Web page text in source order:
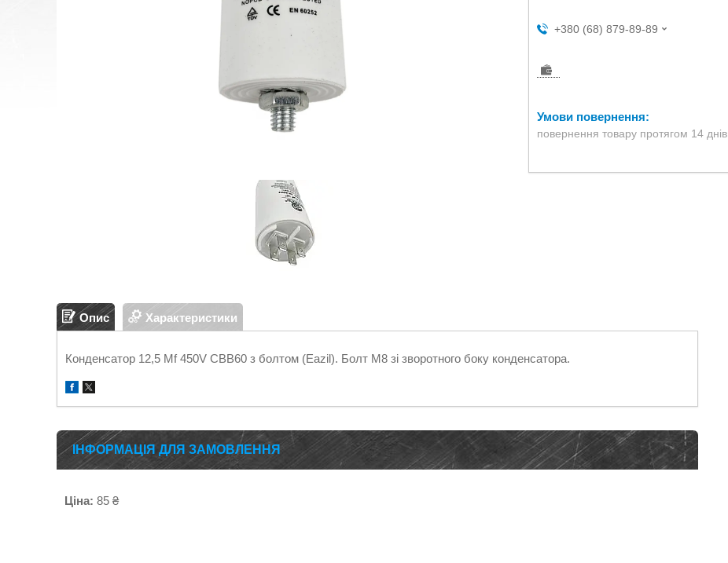
+380 (68) 879-89-89
повернення товару протягом 14 днів
Опис Характеристики
Конденсатор 12,5 Mf 450V CBB60 з болтом (Eazil). Болт М8 зі зворотного боку конденсатора.
ІНФОРМАЦІЯ ДЛЯ ЗАМОВЛЕННЯ
Ціна: 85 ₴